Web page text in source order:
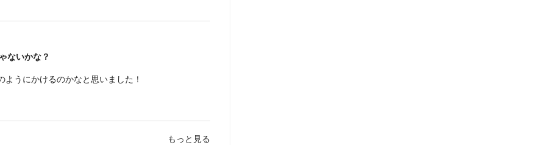
ないかな？
うにかけるのかなと思いました！
もっと見る